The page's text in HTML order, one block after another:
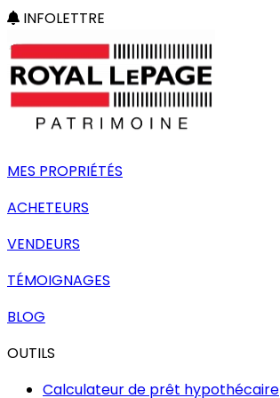
INFOLETTRE
MES PROPRIÉTÉS
ACHETEURS
VENDEURS
TÉMOIGNAGES
BLOG
OUTILS
Calculateur de prêt hypothécaire